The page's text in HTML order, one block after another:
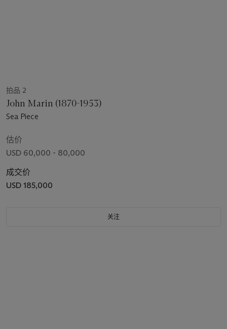
拍品 2
John Marin (1870-1953)
Sea Piece
估价
USD 60,000 - 80,000
成交价
USD 185,000
关注